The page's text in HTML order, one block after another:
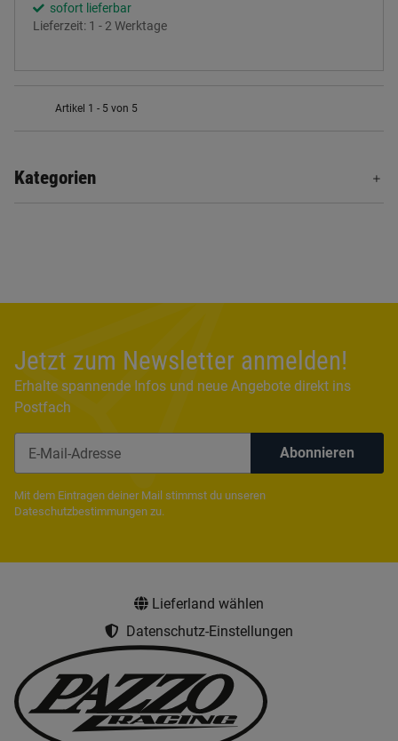
sofort lieferbar
Lieferzeit: 1 - 2 Werktage
Artikel 1 - 5 von 5
Kategorien
Jetzt zum Newsletter anmelden!
Erhalte spannende Infos und neue Angebote direkt ins
Postfach
Abonnieren
Mit dem Eintragen deiner Mail stimmst du unseren
Dateschutzbestimmungen zu.
Lieferland wählen
Datenschutz-Einstellungen